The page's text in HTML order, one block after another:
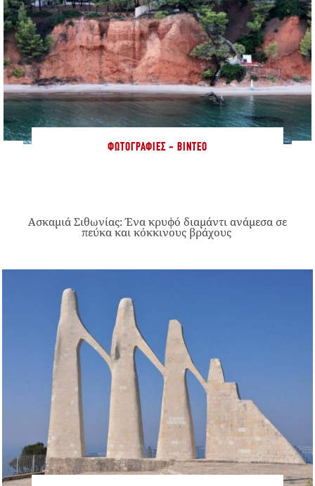
ΦΩΤΟΓΡΑΦΊΕΣ - ΒΊΝΤΕΟ
Ασκαμιά Σιθωνίας: Ένα κρυφό διαμάντι ανάμεσα σε
πεύκα και κόκκινους βράχους